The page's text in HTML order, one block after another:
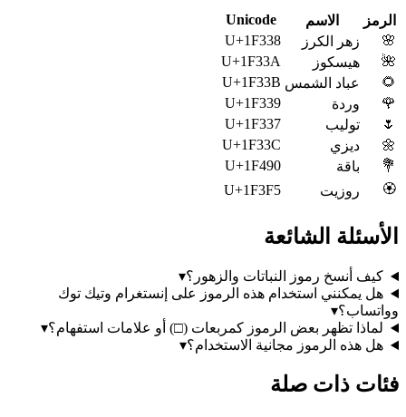
الرمز الاسم
Unicode
🌸
زهر الكرز
U+1F338
🌺
هيسكوز
U+1F33A
🌻
عباد الشمس U+1F33B
🌹
وردة
U+1F339
🌷
توليب
U+1F337
🌼
ديزي
U+1F33C
💐
باقة
U+1F490
🏵️
روزيت U+1F3F5
الأسئلة الشائعة
كيف أنسخ رموز النباتات والزهور؟▾
هل يمكنني استخدام هذه الرموز على إنستغرام وتيك توك
وواتساب؟▾
لماذا تظهر بعض الرموز كمربعات (□) أو علامات استفهام؟▾
هل هذه الرموز مجانية الاستخدام؟▾
فئات ذات صلة